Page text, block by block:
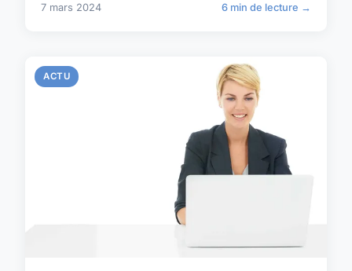
7 mars 2024 6 min de lecture →
ACTU